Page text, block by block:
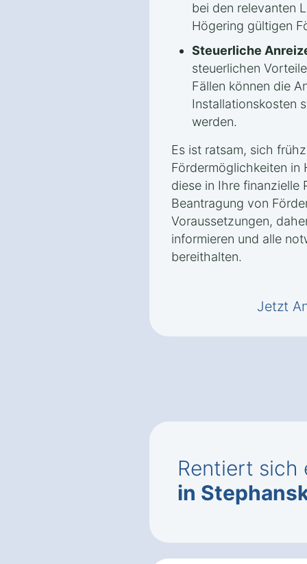
bei den relevanten
Högering gültigen
Steuerliche
steuerlichen
Fällen können die
Installationskosten
werden.
Es ist ratsam, sich
Fördermöglichkeiten in
diese in Ihre finanzielle
Beantragung von
Voraussetzungen,
informieren und alle
bereithalten.
Jetzt
Rentiert sich
in